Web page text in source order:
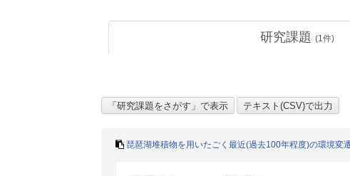
研究課題 (1件)
琵琶湖堆積物を用いたごく最近(過去100年程度)の環境変